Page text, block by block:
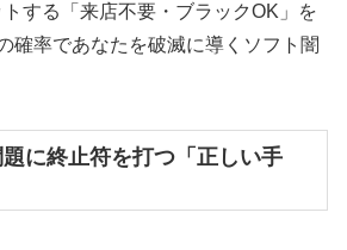
する「来店不要・ブラックOK」を
確率であなたを破滅に導くソフト闇
に終止符を打つ「正しい手